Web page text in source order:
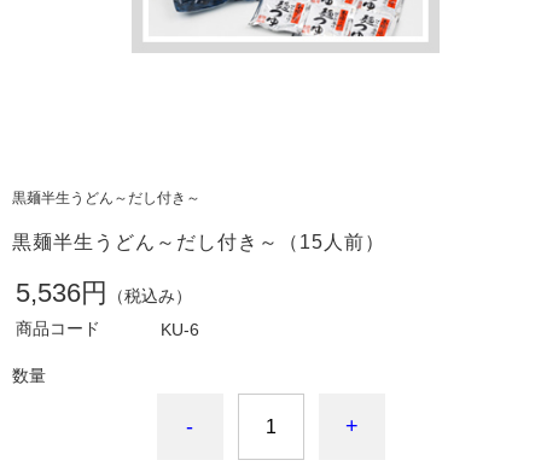
黒麺半生うどん～だし付き～
黒麺半生うどん～だし付き～（15人前）
5,536円
（税込み）
商品コード
KU-6
数量
- +